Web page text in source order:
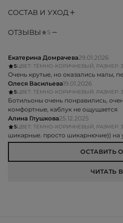
СОСТАВ И УХОД
ОТЗЫВЫ 5
Екатерина Домрачева29.01.2026
5ЦВЕТ: ТЁМНО-КОРИЧНЕВЫЙ, РАЗМЕР:
Очень крутые, но оказались малы,
Олеся Васильева19.01.2026
5ЦВЕТ: ТЁМНО-КОРИЧНЕВЫЙ, РАЗМЕР:
Ботильоны очень понравились,
комфортные, каблук не ощущается
Алина Глушкова25.12.2025
5ЦВЕТ: ТЁМНО-КОРИЧНЕВЫЙ, РАЗМЕР:
шикарные. просто шикарнючие)) на
ОСТАВИТЬ
ЧИТАТЬ